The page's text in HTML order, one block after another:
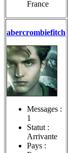
France
abercrombiefitch
Messages :
1
Statut :
Arrivante
Pays :